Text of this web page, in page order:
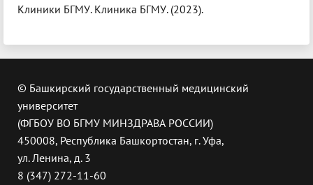
Клиники БГМУ. Клиника БГМУ. (2023).
© Башкирский государственный медицинский
университет
(ФГБОУ ВО БГМУ МИНЗДРАВА РОССИИ)
450008, Республика Башкортостан, г. Уфа,
ул. Ленина, д. 3
8 (347) 272-11-60